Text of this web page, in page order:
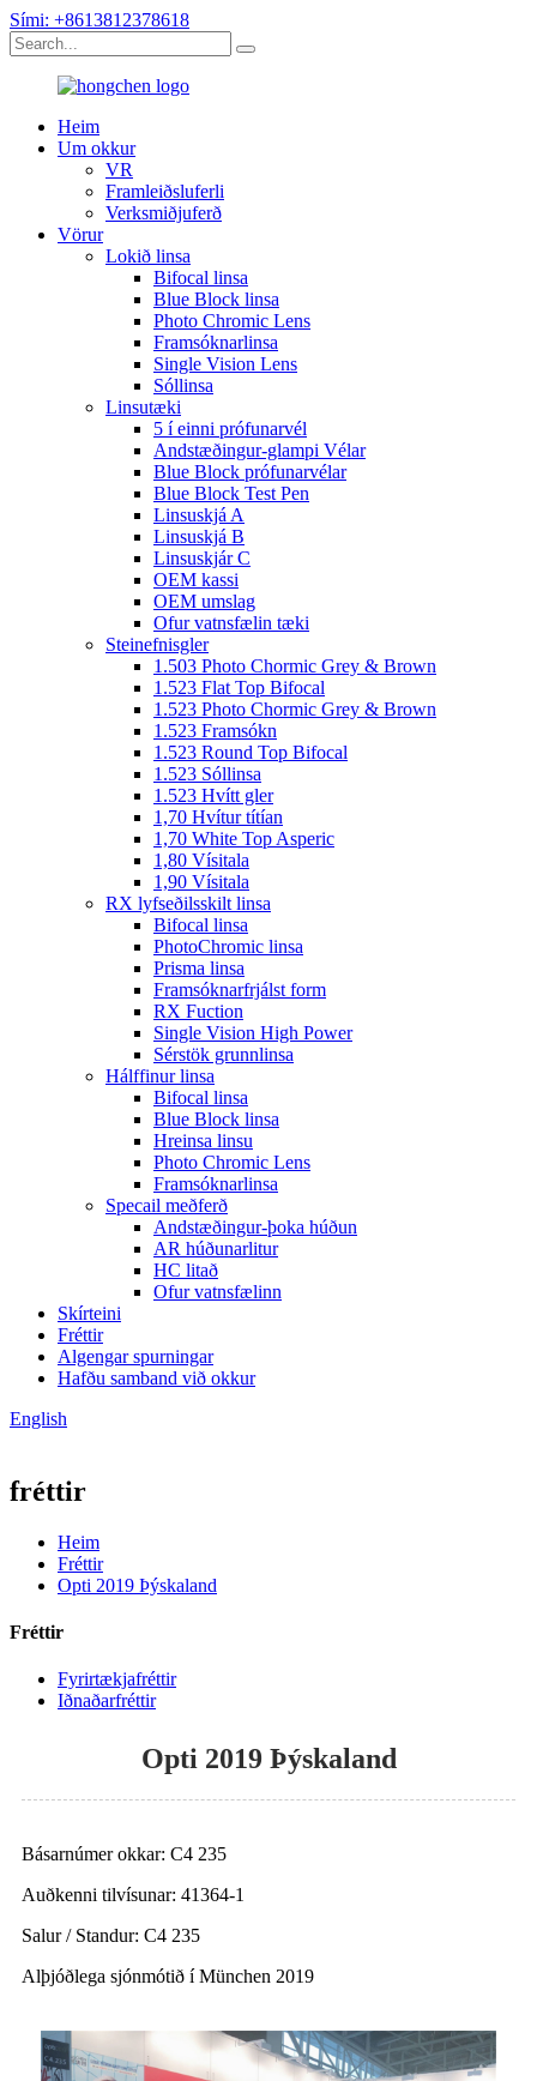
Sími: +8613812378618
Heim
Um okkur
VR
Framleiðsluferli
Verksmiðjuferð
Vörur
Lokið linsa
Bifocal linsa
Blue Block linsa
Photo Chromic Lens
Framsóknarlinsa
Single Vision Lens
Sóllinsa
Linsutæki
5 í einni prófunarvél
Andstæðingur-glampi Vélar
Blue Block prófunarvélar
Blue Block Test Pen
Linsuskjá A
Linsuskjá B
Linsuskjár C
OEM kassi
OEM umslag
Ofur vatnsfælin tæki
Steinefnisgler
1.503 Photo Chormic Grey & Brown
1.523 Flat Top Bifocal
1.523 Photo Chormic Grey & Brown
1.523 Framsókn
1.523 Round Top Bifocal
1.523 Sóllinsa
1.523 Hvítt gler
1,70 Hvítur títían
1,70 White Top Asperic
1,80 Vísitala
1,90 Vísitala
RX lyfseðilsskilt linsa
Bifocal linsa
PhotoChromic linsa
Prisma linsa
Framsóknarfrjálst form
RX Fuction
Single Vision High Power
Sérstök grunnlinsa
Hálffinur linsa
Bifocal linsa
Blue Block linsa
Hreinsa linsu
Photo Chromic Lens
Framsóknarlinsa
Specail meðferð
Andstæðingur-þoka húðun
AR húðunarlitur
HC litað
Ofur vatnsfælinn
Skírteini
Fréttir
Algengar spurningar
Hafðu samband við okkur
English
fréttir
Heim
Fréttir
Opti 2019 Þýskaland
Fréttir
Fyrirtækjafréttir
Iðnaðarfréttir
Opti 2019 Þýskaland
Básarnúmer okkar: C4 235
Auðkenni tilvísunar: 41364-1
Salur / Standur: C4 235
Alþjóðlega sjónmótið í München 2019